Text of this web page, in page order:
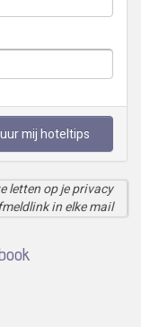
mij hoteltips
letten op je privacy
in elke mail